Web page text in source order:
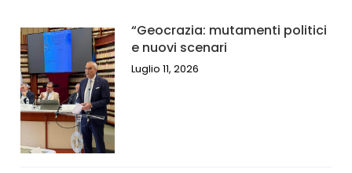
“Geocrazia: mutamenti politici
e nuovi scenari
Luglio 11, 2026